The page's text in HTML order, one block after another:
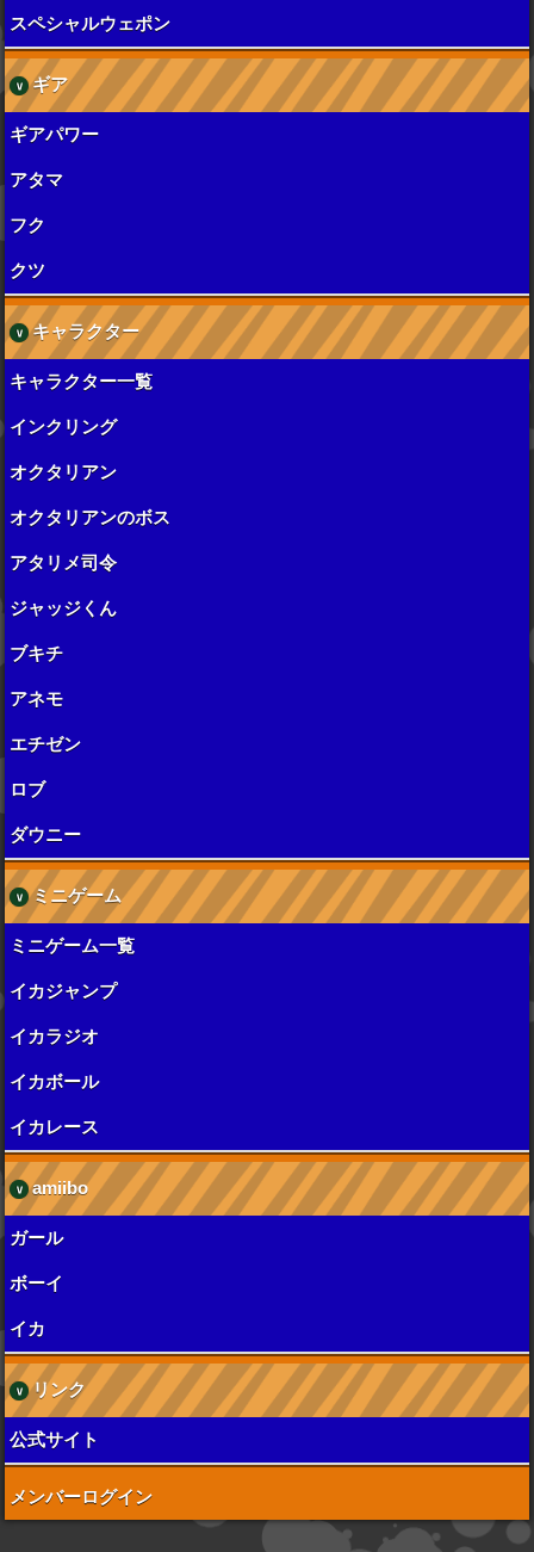
スペシャルウェポン
ギア
ギアパワー
アタマ
フク
クツ
キャラクター
キャラクター一覧
インクリング
オクタリアン
オクタリアンのボス
アタリメ司令
ジャッジくん
ブキチ
アネモ
エチゼン
ロブ
ダウニー
ミニゲーム
ミニゲーム一覧
イカジャンプ
イカラジオ
イカボール
イカレース
amiibo
ガール
ボーイ
イカ
リンク
公式サイト
メンバーログイン